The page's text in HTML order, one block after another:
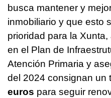
busca mantener y
inmobiliario y que esto
prioridad para la
en el Plan de
Atención Primaria y
del 2024 consignan un
euros para seguir